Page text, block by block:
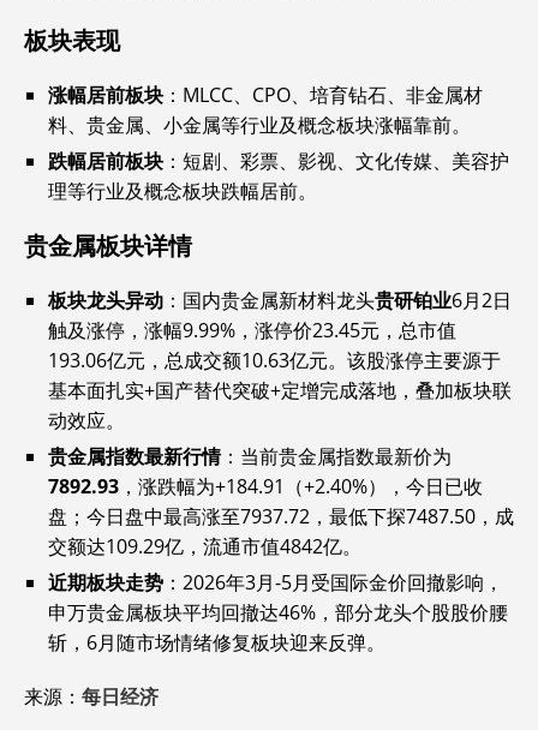
板块表现
涨幅居前板块 ‌：MLCC、CPO、培育钻石、非金属材
料、贵金属、小金属等行业及概念板块涨幅靠前。
跌幅居前板块 ‌：短剧、彩票、影视、文化传媒、美容护
理等行业及概念板块跌幅居前。
贵金属板块详情
板块龙头异动 ‌：国内贵金属新材料龙头‌贵研铂业‌6月2日
触及涨停，涨幅9.99%，涨停价23.45元，总市值
193.06亿元，总成交额10.63亿元。该股涨停主要源于
基本面扎实+国产替代突破+定增完成落地，叠加板块联
动效应。
贵金属指数最新行情‌：当前贵金属指数最新价为‌
7892.93 ‌，涨跌幅为+184.91（+2.40%），今日已收
盘；今日盘中最高涨至7937.72，最低下探7487.50，成
交额达109.29亿，流通市值4842亿。
近期板块走势 ‌：2026年3月-5月受国际金价回撤影响，
申万贵金属板块平均回撤达46%，部分龙头个股股价腰
斩，6月随市场情绪修复板块迎来反弹。
来源： 每日经济